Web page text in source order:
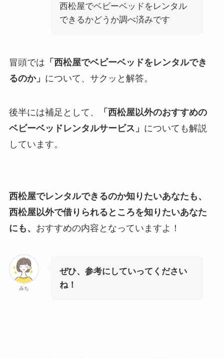
西松屋でベビーベッドをレンタル
できるかどうか調べ済みです
冒頭では 「 西松屋でベビーベッドをレンタルでき
るのか」 について、サクッと解答。
後半には補足として、
「西松屋以外のおすすめの
ベビーベッドレンタルサービス」 についても解説
しています。
西松屋でレンタルできるのか知りたいあなたも、
西松屋以外で借りられるところを知りたいあなた
にも、 おすすめの内容となっていますよ！
みち
ぜひ、参考にしていってください
ね！